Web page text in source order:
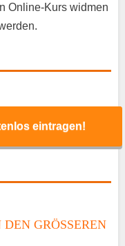
Online-Kurs widmen
eintragen!
GRÖSSEREN S